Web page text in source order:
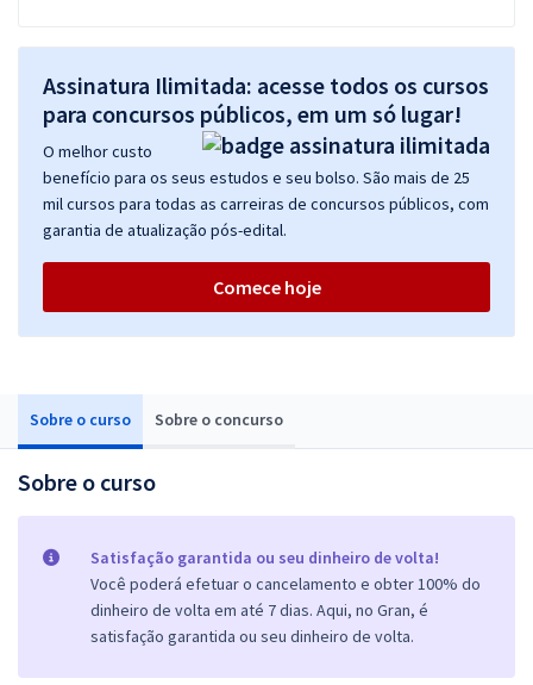
Sobre o curso Sobre o concurso
Sobre o curso
Satisfação garantida ou seu dinheiro de volta!
Você poderá efetuar o cancelamento e obter 100% do
dinheiro de volta em até 7 dias. Aqui, no Gran, é
satisfação garantida ou seu dinheiro de volta.
Assinatura Ilimitada: acesse todos os cursos
para concursos públicos, em um só lugar!
O melhor custo
benefício para os seus estudos e seu bolso. São mais de 25
mil cursos para todas as carreiras de concursos públicos, com
garantia de atualização pós-edital.
Comece hoje